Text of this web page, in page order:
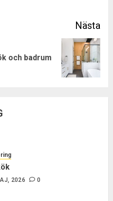
och badrum
2026 0